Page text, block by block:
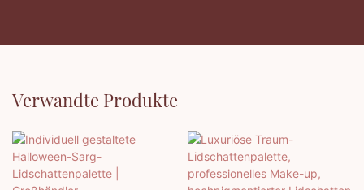
Verwandte Produkte